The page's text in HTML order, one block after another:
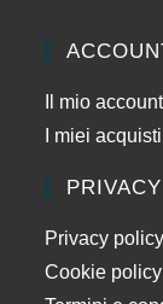
Il mio account
I miei acquisti
PRIVACY
Privacy policy
Cookie policy